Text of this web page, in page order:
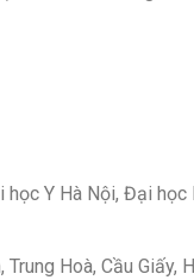
Y Hà Nội, Đại học
Hoà, Cầu Giấy,